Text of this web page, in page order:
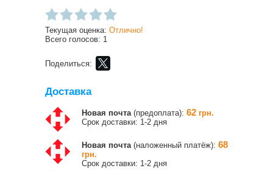
Текущая оценка: Отлично!
Всего голосов: 1
Поделиться:
Доставка
Новая почта (предоплата): 62 грн.
Срок доставки: 1-2 дня
Новая почта (наложенный платёж): 68
грн.
Срок доставки: 1-2 дня